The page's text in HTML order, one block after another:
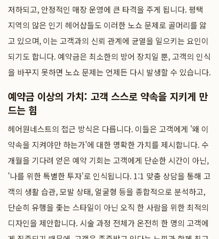
저하되고, 안정적인 매장 운영에 큰 타격을 주게 됩니다. 평택
지역의 많은 인기 헤어샵들도 이러한 노쇼 문제로 골머리를 앓
고 있으며, 이는 고객과의 신뢰 관계에 균열을 일으키는 요인이
되기도 합니다. 예약금은 최소한의 방어 장치일 뿐, 고객의 인식
을 바꾸지 못하면 노쇼 문제는 언제든 다시 발생할 수 있습니다.
예약금 이상의 가치: 고객 스스로 약속을 지키게 만
드는 힘
헤어원네스트의 접근 방식은 다릅니다. 이들은 고객에게 '왜 이
약속을 지켜야만 하는가'에 대한 명확한 가치를 제시합니다. 수
개월을 기다려 얻은 예약 기회는 고객에게 단순한 시간이 아닌,
'나를 위한 특별한 투자'로 인식됩니다. 1:1 맞춤 상담을 통해 고
객의 생활 습관, 모발 상태, 얼굴형 등을 종합적으로 분석하고,
단순히 유행을 좇는 스타일이 아닌 오직 한 사람을 위한 최적의
디자인을 제안합니다. 시술 과정 전체가 온전히 한 명의 고객에